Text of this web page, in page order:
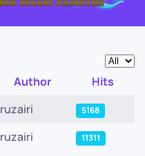
Author
Hits
ruzairi 5168
ruzairi 11311